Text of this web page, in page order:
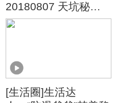
20180807 天坑秘境·
天坑迷雾（上）
[生活圈]生活达